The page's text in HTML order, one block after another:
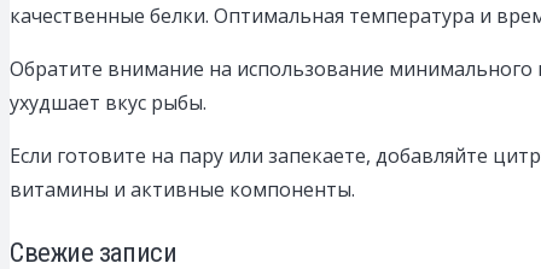
качественные белки. Оптимальная температура и
Обратите внимание на использование минимального
ухудшает вкус рыбы.
Если готовите на пару или запекаете, добавляйте
витамины и активные компоненты.
Свежие записи